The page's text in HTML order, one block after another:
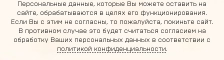
Персональные данные, которые Вы можете оставить на
сайте, обрабатываются в целях его функционирования.
Если Вы с этим не согласны, то пожалуйста, покиньте сайт.
В противном случае это будет считаться согласием на
обработку Ваших персональных данных в соответствии с
политикой конфиденциальности.